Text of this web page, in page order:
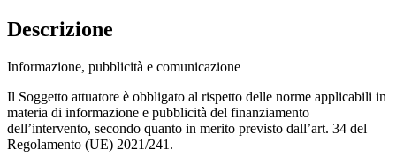
Descrizione
Informazione, pubblicità e comunicazione
Il Soggetto attuatore è obbligato al rispetto delle norme applicabili in
materia di informazione e pubblicità del finanziamento
dell’intervento, secondo quanto in merito previsto dall’art. 34 del
Regolamento (UE) 2021/241.